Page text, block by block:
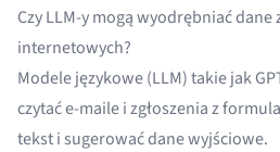
Czy LLM-y mogą wyodrębniać
internetowych?
Modele językowe (LLM) takie jak
czytać e-maile i zgłoszenia z
tekst i sugerować dane wyjściowe.